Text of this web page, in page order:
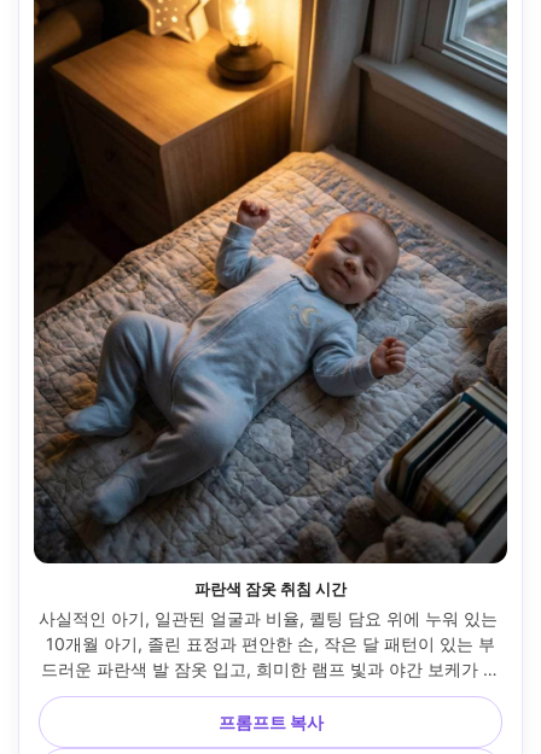
파란색 잠옷 취침 시간
사실적인 아기, 일관된 얼굴과 비율, 퀼팅 담요 위에 누워 있는
10개월 아기, 졸린 표정과 편안한 손, 작은 달 패턴이 있는 부
드러운 파란색 발 잠옷 입고, 희미한 램프 빛과 야간 보케가 있
는 취침 전 보육실 설정, 희미한 창문 달빛이 섞인 낮은 따뜻한
텅스텐 조명, 캐논 R5, 50mm f/1.2, 상향식 각도, 중앙 구도,
자연스러운 그림자, 부드러운 영화 색상 등급, 고해상도, 편집
프롬프트 복사